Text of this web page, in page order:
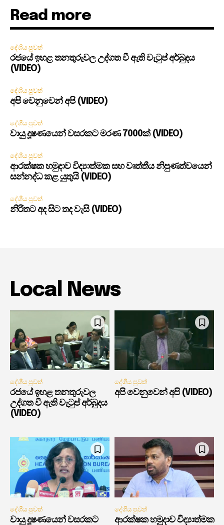
Read more
දේශීය පුවත්
රජයේ ඉහළ තනතුරුවල උද්ගත වී ඇති වැටුප් අර්බුදය
(VIDEO)
දේශීය පුවත්
අපි වෙනුවෙන් අපි (VIDEO)
දේශීය පුවත්
වායු දූෂණයෙන් වසරකට මරණ 7000ක් (VIDEO)
දේශීය පුවත්
ආරක්ෂක හමුදාව විද්‍යාත්මක සහ වෘත්තීය නිපුණත්වයෙන්
සන්නද්ධ කළ යුතුයි (VIDEO)
දේශීය පුවත්
නිරිතට අද සිට තද වැසි (VIDEO)
Local News
දේශීය පුවත්
රජයේ ඉහළ තනතුරුවල
උද්ගත වී ඇති වැටුප් අර්බුදය
(VIDEO)
දේශීය පුවත්
අපි වෙනුවෙන් අපි (VIDEO)
දේශීය පුවත්
වායු දූෂණයෙන් වසරකට
දේශීය පුවත්
ආරක්ෂක හමුදාව විද්‍යාත්මක